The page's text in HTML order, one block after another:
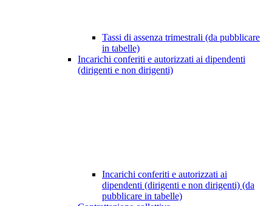
Tassi di assenza trimestrali (da pubblicare
in tabelle)
Incarichi conferiti e autorizzati ai dipendenti
(dirigenti e non dirigenti)
Incarichi conferiti e autorizzati ai
dipendenti (dirigenti e non dirigenti) (da
pubblicare in tabelle)